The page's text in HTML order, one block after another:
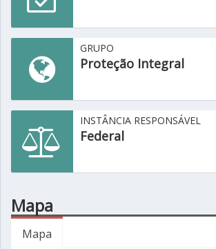
GRUPO
Proteção Integral
INSTÂNCIA RESPONSÁVEL
Federal
Mapa
Mapa